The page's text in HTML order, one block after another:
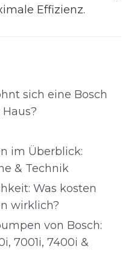
Effizienz.
sich eine Bosch
im Überblick:
& Technik
Was kosten
wirklich?
von Bosch:
7001i, 7400i &